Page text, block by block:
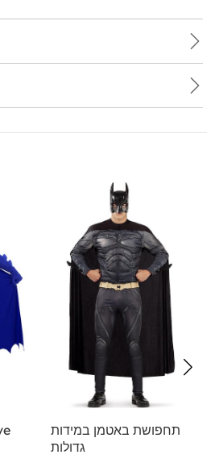
תחפושת באטמן במידות
גדולות